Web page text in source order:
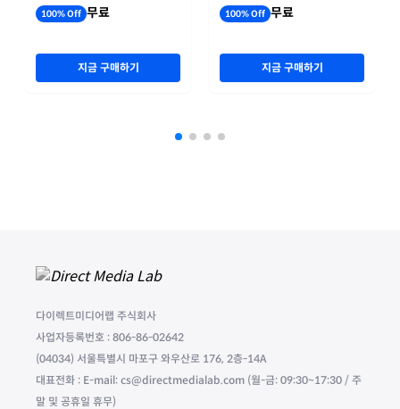
100% Off 무료
지금 구매하기
100% Off 무료
지금 구매하기
다이렉트미디어랩 주식회사
사업자등록번호 : 806-86-02642
(04034) 서울특별시 마포구 와우산로 176, 2층-14A
대표전화 : E-mail: cs@directmedialab.com (월-금: 09:30~17:30 / 주
말 및 공휴일 휴무)